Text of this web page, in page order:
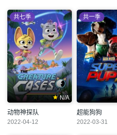
N/A
共七季
动物神探队
2022-04-12
共一季
超能狗狗
2022-03-31